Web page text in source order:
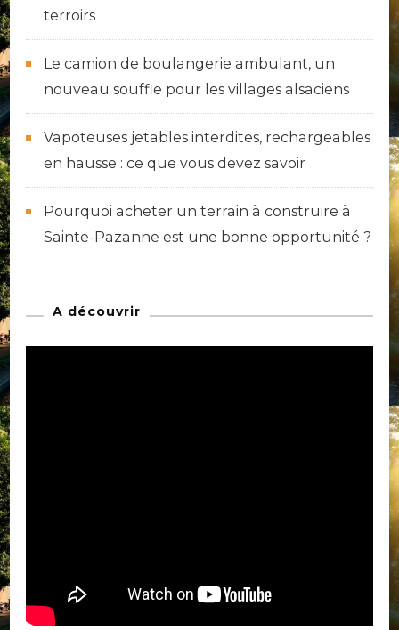
terroirs
Le camion de boulangerie ambulant, un
nouveau souffle pour les villages alsaciens
Vapoteuses jetables interdites, rechargeables
en hausse : ce que vous devez savoir
Pourquoi acheter un terrain à construire à
Sainte-Pazanne est une bonne opportunité ?
A découvrir